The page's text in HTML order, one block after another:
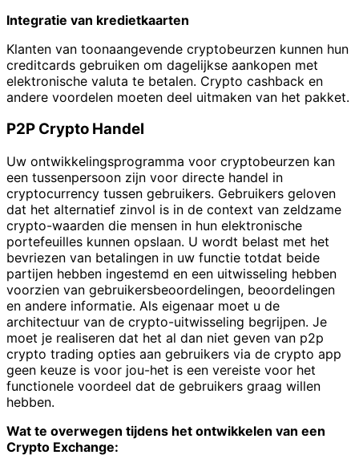
Integratie van kredietkaarten
Klanten van toonaangevende cryptobeurzen kunnen hun
creditcards gebruiken om dagelijkse aankopen met
elektronische valuta te betalen. Crypto cashback en
andere voordelen moeten deel uitmaken van het pakket.
P2P Crypto Handel
Uw ontwikkelingsprogramma voor cryptobeurzen kan
een tussenpersoon zijn voor directe handel in
cryptocurrency tussen gebruikers. Gebruikers geloven
dat het alternatief zinvol is in de context van zeldzame
crypto-waarden die mensen in hun elektronische
portefeuilles kunnen opslaan. U wordt belast met het
bevriezen van betalingen in uw functie totdat beide
partijen hebben ingestemd en een uitwisseling hebben
voorzien van gebruikersbeoordelingen, beoordelingen
en andere informatie. Als eigenaar moet u de
architectuur van de crypto-uitwisseling begrijpen. Je
moet je realiseren dat het al dan niet geven van p2p
crypto trading opties aan gebruikers via de crypto app
geen keuze is voor jou-het is een vereiste voor het
functionele voordeel dat de gebruikers graag willen
hebben.
Wat te overwegen tijdens het ontwikkelen van een
Crypto Exchange: